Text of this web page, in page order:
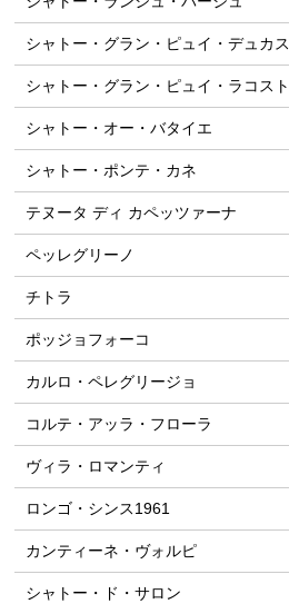
シャトー・グラン・ピュイ・デュカス
シャトー・グラン・ピュイ・ラコスト
シャトー・オー・バタイエ
シャトー・ポンテ・カネ
テヌータ ディ カペッツァーナ
ペッレグリーノ
チトラ
ポッジョフォーコ
カルロ・ペレグリージョ
コルテ・アッラ・フローラ
ヴィラ・ロマンティ
ロンゴ・シンス1961
カンティーネ・ヴォルピ
シャトー・ド・サロン